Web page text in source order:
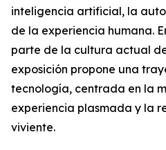
inteligencia artificial, la
de la experiencia humana.
parte de la cultura actual
exposición propone una
tecnología, centrada en la
experiencia plasmada y la
viviente.